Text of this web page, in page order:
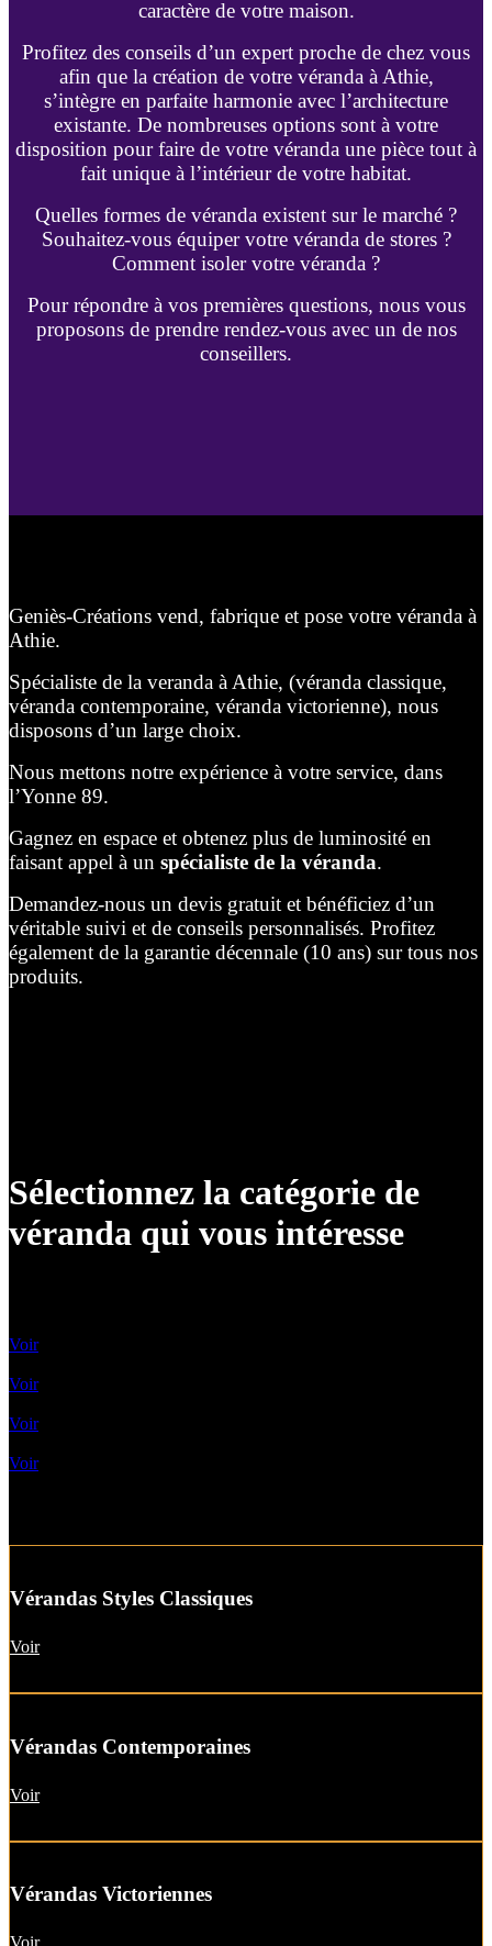
caractère de votre maison.
Profitez des conseils d’un expert proche de chez vous
afin que la création de votre véranda à Athie,
s’intègre en parfaite harmonie avec l’architecture
existante. De nombreuses options sont à votre
disposition pour faire de votre véranda une pièce tout à
fait unique à l’intérieur de votre habitat.
Quelles formes de véranda existent sur le marché ?
Souhaitez-vous équiper votre véranda de stores ?
Comment isoler votre véranda ?
Pour répondre à vos premières questions, nous vous
proposons de prendre rendez-vous avec un de nos
conseillers.
Geniès-Créations vend, fabrique et pose votre véranda à
Athie.
Spécialiste de la veranda à Athie, (véranda classique,
véranda contemporaine, véranda victorienne), nous
disposons d’un large choix.
Nous mettons notre expérience à votre service, dans
l’Yonne 89.
Gagnez en espace et obtenez plus de luminosité en
faisant appel à un spécialiste de la véranda.
Demandez-nous un devis gratuit et bénéficiez d’un
véritable suivi et de conseils personnalisés. Profitez
également de la garantie décennale (10 ans) sur tous nos
produits.
Sélectionnez la catégorie de
véranda qui vous intéresse
Voir
Voir
Voir
Voir
Vérandas Styles Classiques
Voir
Vérandas Contemporaines
Voir
Vérandas Victoriennes